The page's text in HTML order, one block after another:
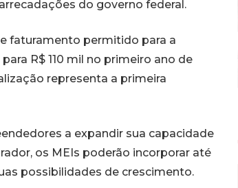
do governo federal.
faturamento permitido para a
R$ 110 mil no primeiro ano de
representa a primeira
a expandir sua capacidade
os MEIs poderão incorporar até
possibilidades de crescimento.